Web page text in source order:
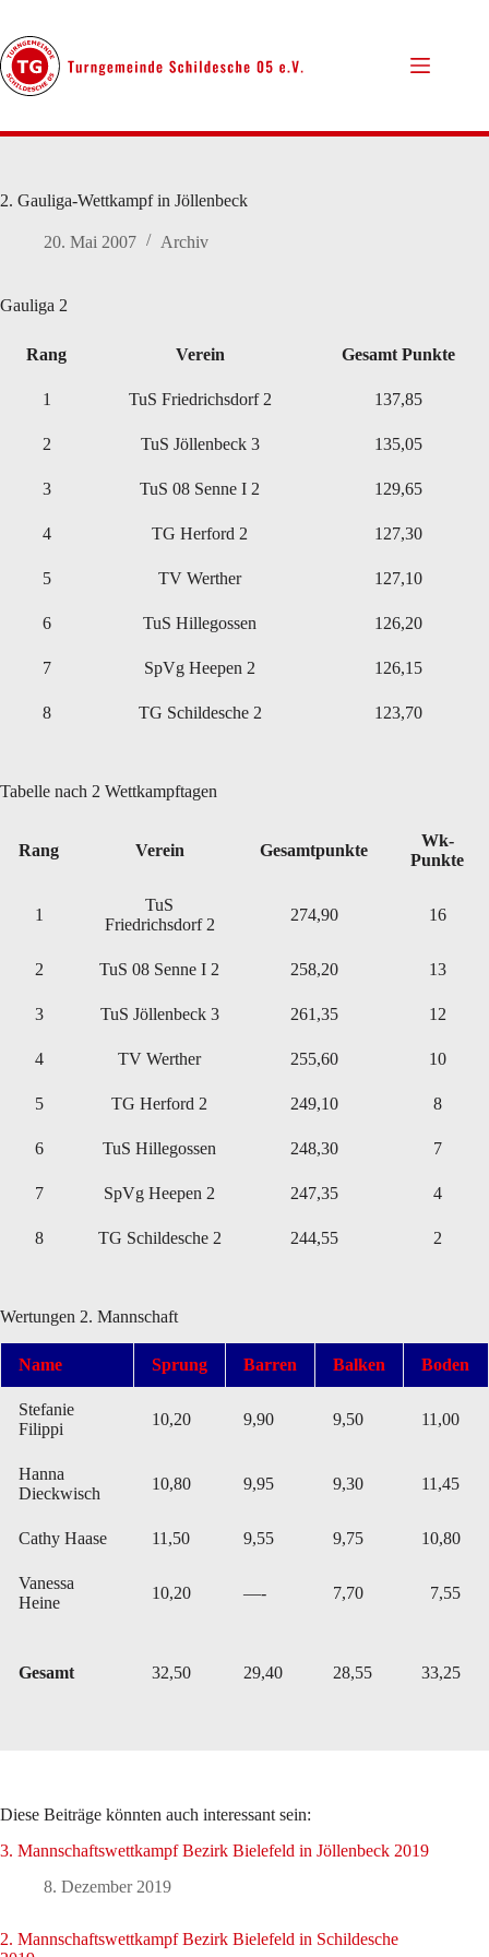
springen
2. Gauliga-Wettkampf in Jöllenbeck
20. Mai 2007 Archiv
Gauliga 2
Rang Verein Gesamt Punkte
1 TuS Friedrichsdorf 2 137,85
2 TuS Jöllenbeck 3 135,05
3 TuS 08 Senne I 2 129,65
4 TG Herford 2 127,30
5 TV Werther 127,10
6 TuS Hillegossen 126,20
7 SpVg Heepen 2 126,15
8 TG Schildesche 2 123,70
Tabelle nach 2 Wettkampftagen
Rang Verein Gesamtpunkte
Wk-
Punkte
1
TuS
Friedrichsdorf 2
274,90 16
2 TuS 08 Senne I 2 258,20 13
3 TuS Jöllenbeck 3 261,35 12
4 TV Werther 255,60 10
5 TG Herford 2 249,10 8
6 TuS Hillegossen 248,30 7
7 SpVg Heepen 2 247,35 4
8 TG Schildesche 2 244,55 2
Wertungen 2. Mannschaft
Name Sprung Barren Balken Boden
Stefanie
Filippi
10,20 9,90 9,50 11,00
Hanna
Dieckwisch
10,80 9,95 9,30 11,45
Cathy Haase 11,50 9,55 9,75 10,80
Vanessa
Heine
10,20 —- 7,70 7,55
Gesamt 32,50 29,40 28,55 33,25
Diese Beiträge könnten auch interessant sein:
3. Mannschaftswettkampf Bezirk Bielefeld in Jöllenbeck 2019
8. Dezember 2019
2. Mannschaftswettkampf Bezirk Bielefeld in Schildesche